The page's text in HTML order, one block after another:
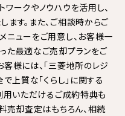
ークやノウハウを活用し、
す。また、ご相談時からご
ニューをご用意し、お客様一
た最適なご売却プランをご
様には、「三菱地所のレジ
上質な「くらし」に関する
いただけるご成約特典も
売却査定はもちろん、相続